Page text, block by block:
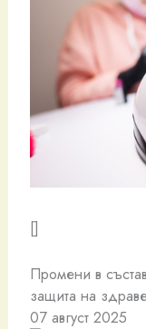
[]
Промени в
защита на
07 август 2025